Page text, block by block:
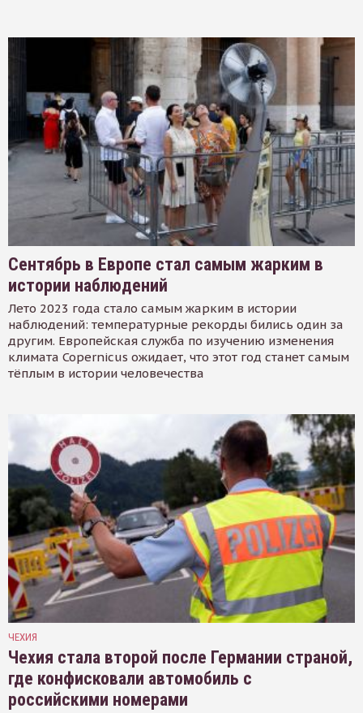
Сентябрь в Европе стал самым жарким в
истории наблюдений
Лето 2023 года стало самым жарким в истории
наблюдений: температурные рекорды бились один за
другим. Европейская служба по изучению изменения
климата Copernicus ожидает, что этот год станет самым
тёплым в истории человечества
ЧЕХИЯ
Чехия стала второй после Германии страной,
где конфисковали автомобиль с
российскими номерами